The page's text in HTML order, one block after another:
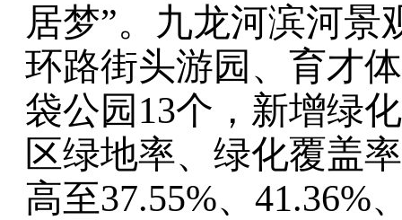
居梦”。 九龙河滨河景
环路街头游园、育才
袋公园 13个，新增绿
区绿地率、绿化覆盖
高至37.55%、 41.36%